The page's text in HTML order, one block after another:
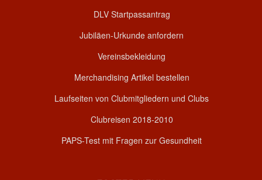
DLV Startpassantrag
Jubiläen-Urkunde anfordern
Vereinsbekleidung
Merchandising Artikel bestellen
Laufseiten von Clubmitgliedern und Clubs
Clubreisen 2018-2010
PAPS-Test mit Fragen zur Gesundheit